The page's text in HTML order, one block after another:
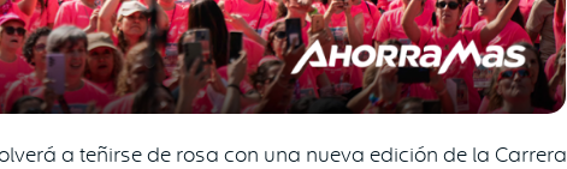
a teñirse de rosa con una nueva edición de la Carrera